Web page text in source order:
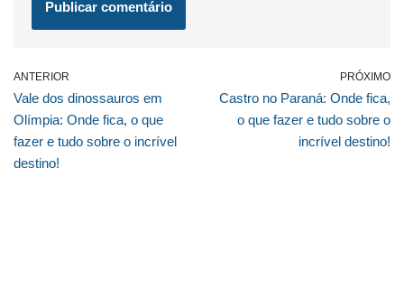
ANTERIOR
Vale dos dinossauros em
Olímpia: Onde fica, o que
fazer e tudo sobre o incrível
destino!
PRÓXIMO
Castro no Paraná: Onde fica,
o que fazer e tudo sobre o
incrível destino!